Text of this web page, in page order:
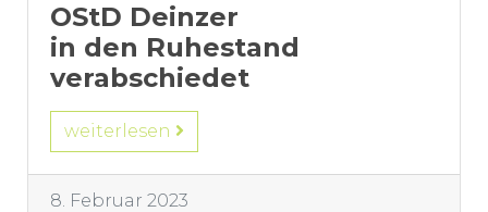
OStD Deinzer
in den Ruhestand
verabschiedet
weiterlesen
8. Februar 2023